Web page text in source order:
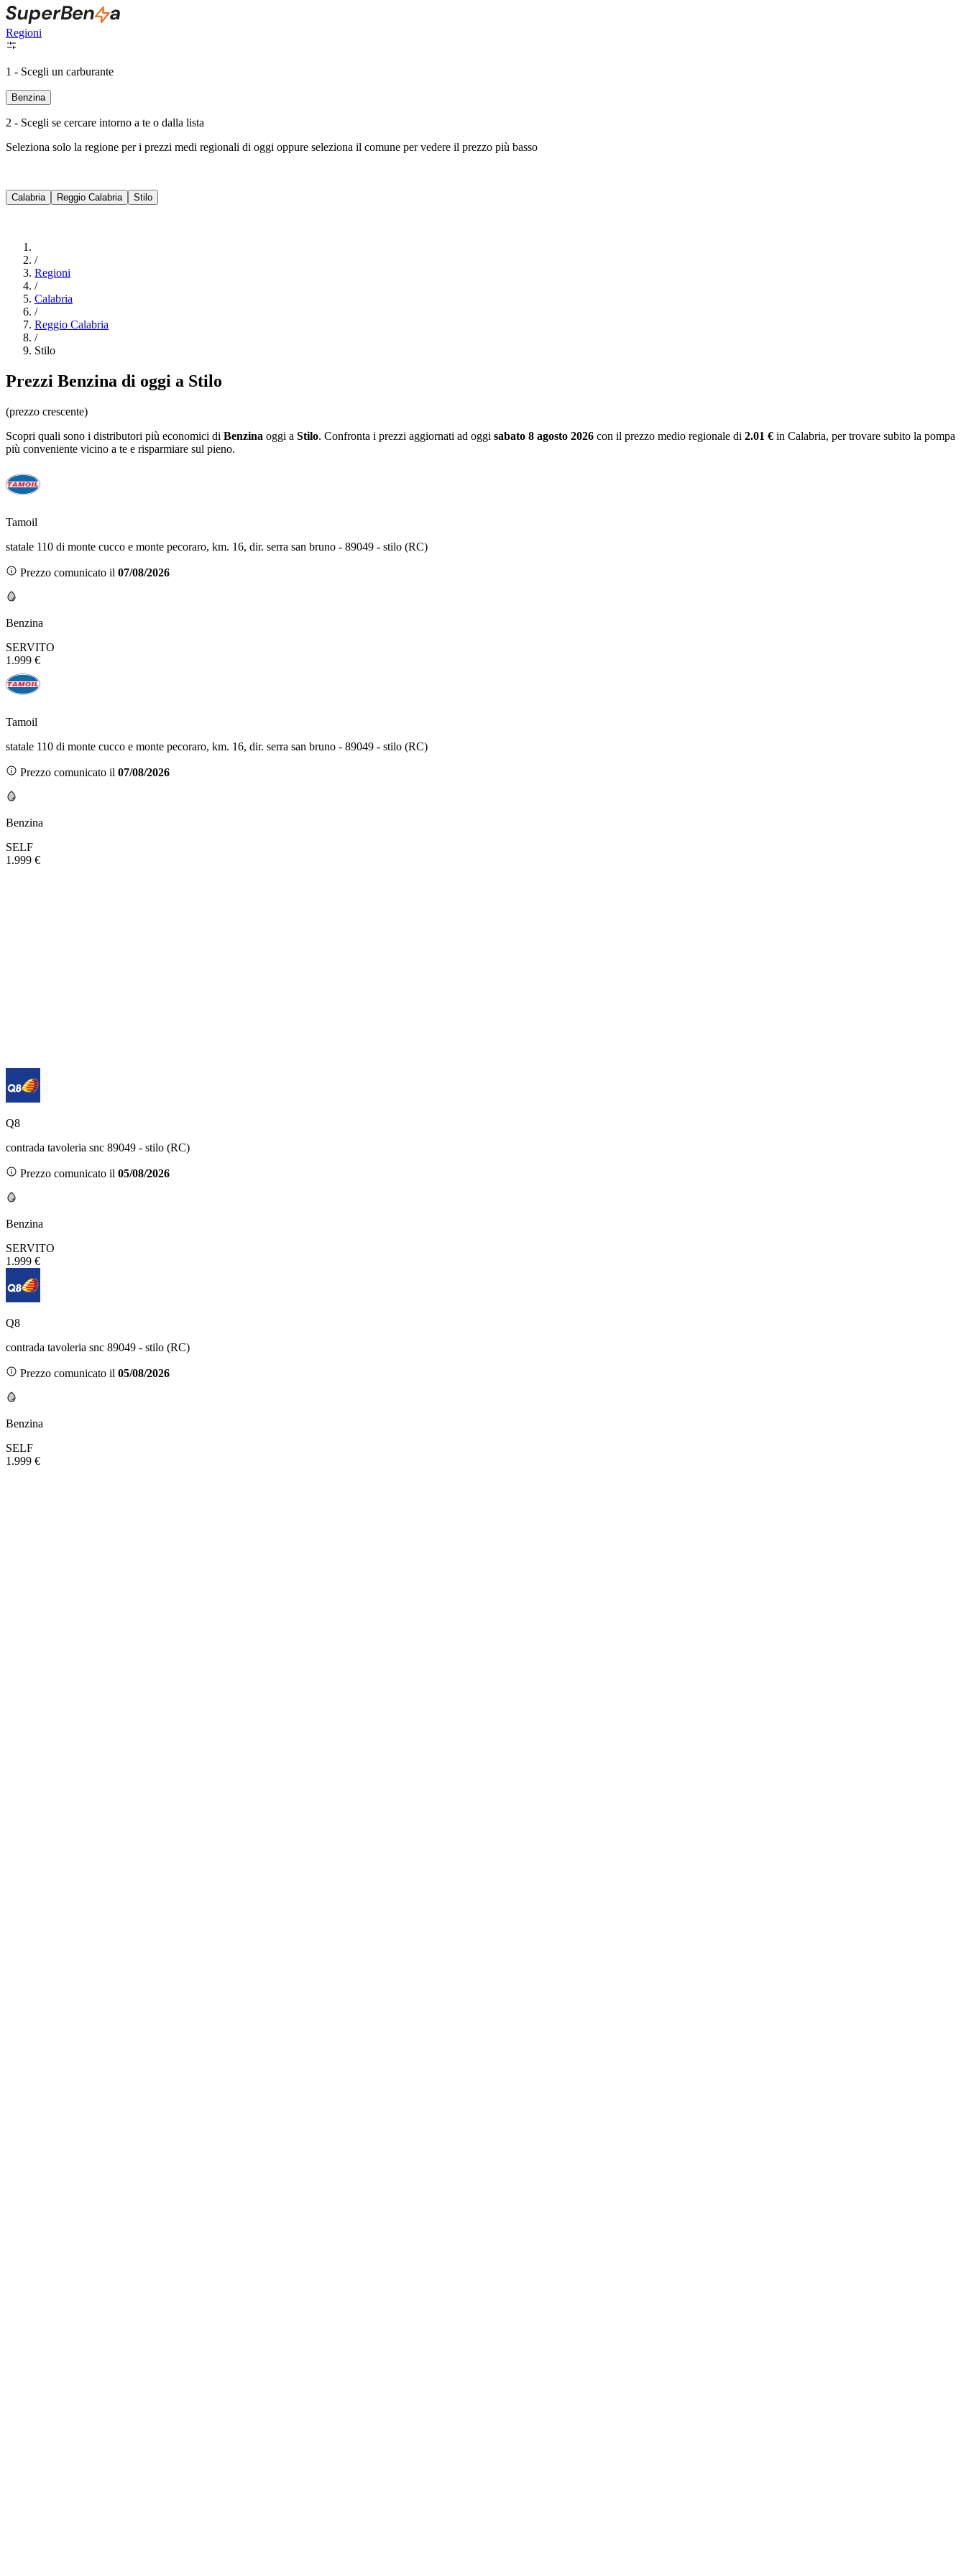
Regioni
1 - Scegli un carburante
Benzina
2 - Scegli se cercare intorno a te o dalla lista
Seleziona solo la regione per i prezzi medi regionali di oggi oppure seleziona il comune per vedere il prezzo più basso
Calabria Reggio Calabria Stilo
/
Regioni
/
Calabria
/
Reggio Calabria
/
Stilo
Prezzi Benzina di oggi a Stilo
(prezzo crescente)
Scopri quali sono i distributori più economici di Benzina oggi a Stilo. Confronta i prezzi aggiornati ad oggi sabato 8 agosto 2026 con il prezzo medio regionale di 2.01 € in Calabria, per trovare subito la pompa
più conveniente vicino a te e risparmiare sul pieno.
Tamoil
statale 110 di monte cucco e monte pecoraro, km. 16, dir. serra san bruno - 89049 - stilo (RC)
Prezzo comunicato il 07/08/2026
Benzina
SERVITO
1.999 €
Tamoil
statale 110 di monte cucco e monte pecoraro, km. 16, dir. serra san bruno - 89049 - stilo (RC)
Prezzo comunicato il 07/08/2026
Benzina
SELF
1.999 €
Q8
contrada tavoleria snc 89049 - stilo (RC)
Prezzo comunicato il 05/08/2026
Benzina
SERVITO
1.999 €
Q8
contrada tavoleria snc 89049 - stilo (RC)
Prezzo comunicato il 05/08/2026
Benzina
SELF
1.999 €